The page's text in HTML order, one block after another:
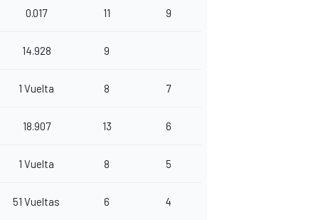
0.017 11 9
14.928 9
1 Vuelta 8 7
18.907 13 6
1 Vuelta 8 5
51 Vueltas 6 4